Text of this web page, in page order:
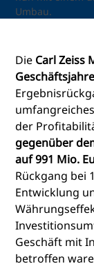
Umbau.
Die Carl Zeiss
der
gegenüber
auf 991 Mio.
Rückgang bei
Entwicklung
Geschäft mit
betroffen